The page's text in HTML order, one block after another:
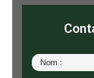
Nom
: